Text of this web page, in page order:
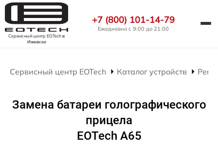
Сервисный центр EOTechв
Ижевске
+7 (800) 101-14-79
Ежедневно с 9:00 до 21:00
Сервисный центр EOTech Каталог устройств
Замена батареи голографического
прицела
EOTech A65